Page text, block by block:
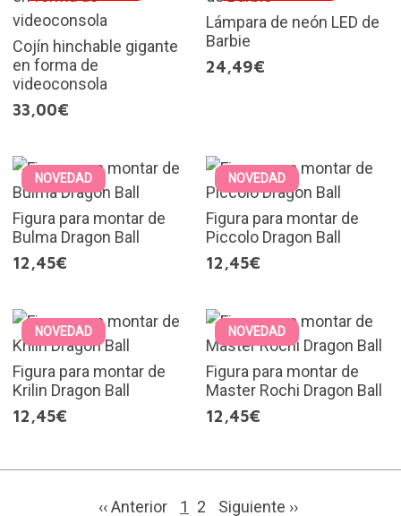
Cojín hinchable gigante
en forma de
videoconsola
33,00€
Lámpara de neón LED de
Barbie
24,49€
NOVEDAD
Figura para montar de
Bulma Dragon Ball
12,45€
NOVEDAD
Figura para montar de
Piccolo Dragon Ball
12,45€
NOVEDAD
Figura para montar de
Krilin Dragon Ball
12,45€
NOVEDAD
Figura para montar de
Master Rochi Dragon Ball
12,45€
‹‹ Anterior 1 2 Siguiente ››